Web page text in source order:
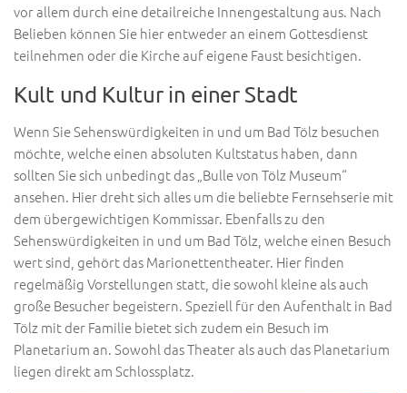
vor allem durch eine detailreiche Innengestaltung aus. Nach
Belieben können Sie hier entweder an einem Gottesdienst
teilnehmen oder die Kirche auf eigene Faust besichtigen.
Kult und Kultur in einer Stadt
Wenn Sie Sehenswürdigkeiten in und um Bad Tölz besuchen
möchte, welche einen absoluten Kultstatus haben, dann
sollten Sie sich unbedingt das „Bulle von Tölz Museum“
ansehen. Hier dreht sich alles um die beliebte Fernsehserie mit
dem übergewichtigen Kommissar. Ebenfalls zu den
Sehenswürdigkeiten in und um Bad Tölz, welche einen Besuch
wert sind, gehört das Marionettentheater. Hier finden
regelmäßig Vorstellungen statt, die sowohl kleine als auch
große Besucher begeistern. Speziell für den Aufenthalt in Bad
Tölz mit der Familie bietet sich zudem ein Besuch im
Planetarium an. Sowohl das Theater als auch das Planetarium
liegen direkt am Schlossplatz.